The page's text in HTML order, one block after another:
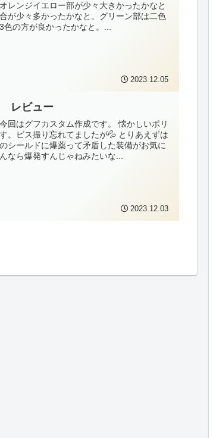
レンジイエロー部が少々大きかったかなと
が少々多かったかなと。グリーン部は二色
の方が良かったかなと。...
2023.12.05
レビュー
回はグフカスタム作成です。 懐かしいポリ
。ビス撮り忘れてましたが💦 とりあえずは
シールドに爆薬って矛盾した装備がお気に
なら爆発すんじゃねみたいな...
2023.12.03